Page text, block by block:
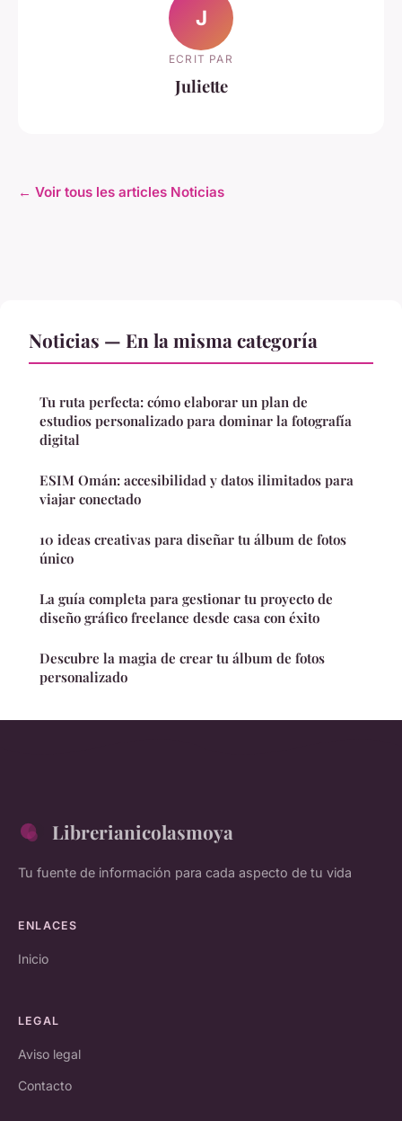
J
ECRIT PAR
Juliette
← Voir tous les articles Noticias
Noticias — En la misma categoría
Tu ruta perfecta: cómo elaborar un plan de
estudios personalizado para dominar la fotografía
digital
ESIM Omán: accesibilidad y datos ilimitados para
viajar conectado
10 ideas creativas para diseñar tu álbum de fotos
único
La guía completa para gestionar tu proyecto de
diseño gráfico freelance desde casa con éxito
Descubre la magia de crear tu álbum de fotos
personalizado
Librerianicolasmoya
Tu fuente de información para cada aspecto de tu vida
ENLACES
Inicio
LEGAL
Aviso legal
Contacto